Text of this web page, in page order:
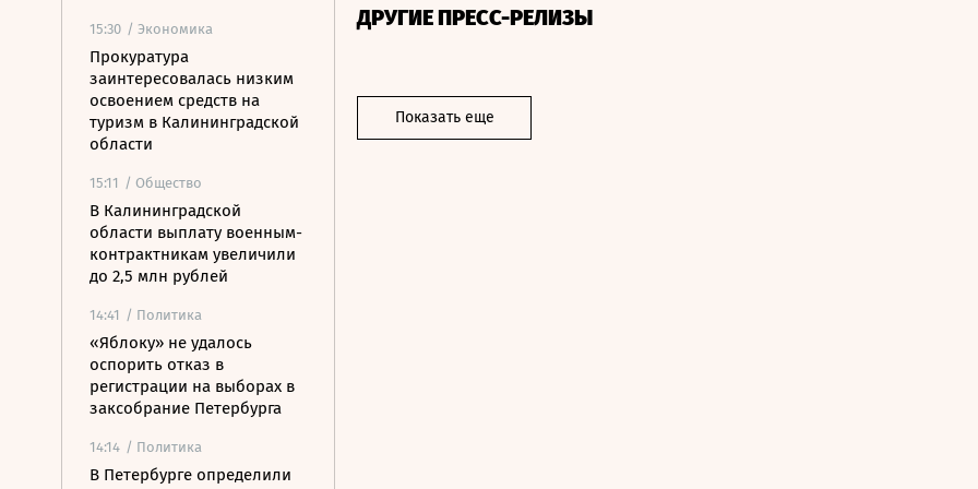
15:30 / Экономика
Прокуратура
заинтересовалась низким
освоением средств на
туризм в Калининградской
области
15:11 / Общество
В Калининградской
области выплату военным-
контрактникам увеличили
до 2,5 млн рублей
14:41 / Политика
«Яблоку» не удалось
оспорить отказ в
регистрации на выборах в
заксобрание Петербурга
14:14 / Политика
В Петербурге определили
ДРУГИЕ ПРЕСС-РЕЛИЗЫ
Показать еще